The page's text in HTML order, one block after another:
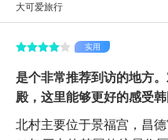
大可爱旅行
实用
是个非常推荐到访的地方
殿，这里能够更好的感受
北村主要位于景福宫，昌